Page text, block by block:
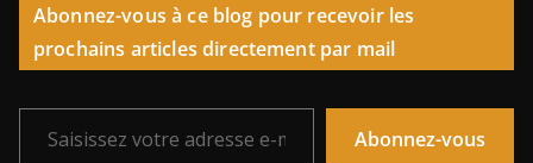
Abonnez-vous à ce blog pour recevoir les
prochains articles directement par mail
Saisissez votre adresse e-mail…
Abonnez-vous